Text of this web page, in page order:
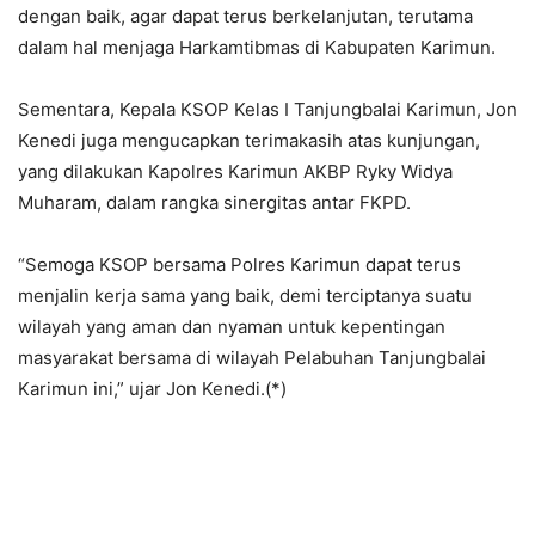
dengan baik, agar dapat terus berkelanjutan, terutama
dalam hal menjaga Harkamtibmas di Kabupaten Karimun.
Sementara, Kepala KSOP Kelas I Tanjungbalai Karimun, Jon
Kenedi juga mengucapkan terimakasih atas kunjungan,
yang dilakukan Kapolres Karimun AKBP Ryky Widya
Muharam, dalam rangka sinergitas antar FKPD.
“Semoga KSOP bersama Polres Karimun dapat terus
menjalin kerja sama yang baik, demi terciptanya suatu
wilayah yang aman dan nyaman untuk kepentingan
masyarakat bersama di wilayah Pelabuhan Tanjungbalai
Karimun ini,” ujar Jon Kenedi.(*)